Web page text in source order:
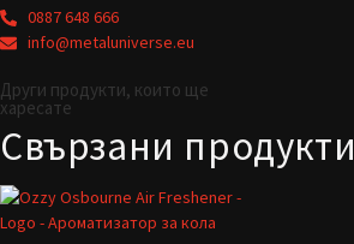
0887 648 666
info@metaluniverse.eu
Други продукти, които ще
харесате
Свързани продукти